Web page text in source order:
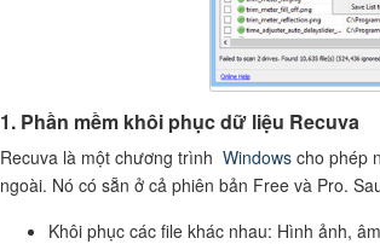
1. Phần mềm khôi phục dữ liệu Recuva
Recuva là một chương trình Windowscho phép
ngoài. Nó có sẵn ở cả phiên bản Free và Pro.
Khôi phục các file khác nhau: Hình ảnh,